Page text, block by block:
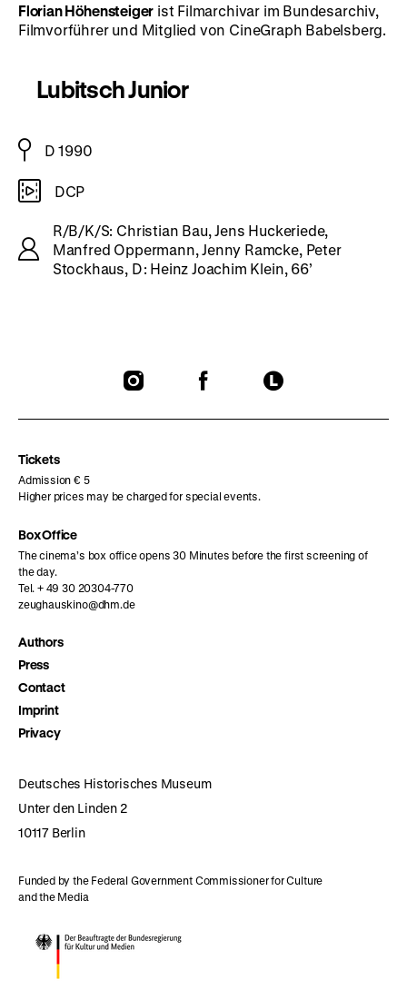
Florian Höhensteiger ist Filmarchivar im Bundesarchiv,
Filmvorführer und Mitglied von CineGraph Babelsberg.
Lubitsch Junior
D 1990
DCP
R/B/K/S: Christian Bau, Jens Huckeriede,
Manfred Oppermann, Jenny Ramcke, Peter
Stockhaus, D: Heinz Joachim Klein, 66’
To
To
To
Tickets
Admission € 5
Higher prices may be charged for special events.
Box Office
The cinema’s box office opens 30 Minutes before the first screening of
the day.
Tel. + 49 30 20304-770
zeughauskino@dhm.de
Authors
Press
Contact
Imprint
Privacy
Deutsches Historisches Museum
Unter den Linden 2
10117 Berlin
Funded by the Federal Government Commissioner for Culture
and the Media